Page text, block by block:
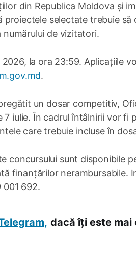
din Republica Moldova și
selectate trebuie să
numărului de vizitatori.
la ora 23:59. Aplicațiile
.
un dosar competitiv,
iulie. În cadrul întâlnirii vor fi
care trebuie incluse în
concursului sunt disponibile
finanțărilor nerambursabile.
001 692.
dacă îți este mai